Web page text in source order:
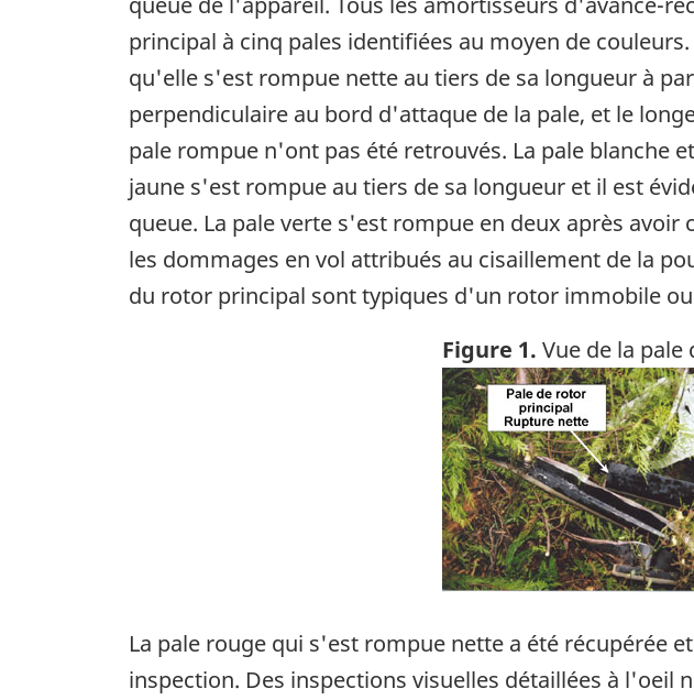
principal à cinq pales identifiées au moyen de
qu'elle s'est rompue nette au tiers de sa longueur à
perpendiculaire au bord d'attaque de la pale, et le
pale rompue n'ont pas été retrouvés. La pale blanche
jaune s'est rompue au tiers de sa longueur et il est
queue. La pale verte s'est rompue en deux après
les dommages en vol attribués au cisaillement de la
du rotor principal sont typiques d'un rotor immobile
Figure 1. Vue de la
Image
La pale rouge qui s'est rompue nette a été récupérée
inspection. Des inspections visuelles détaillées à l'oeil